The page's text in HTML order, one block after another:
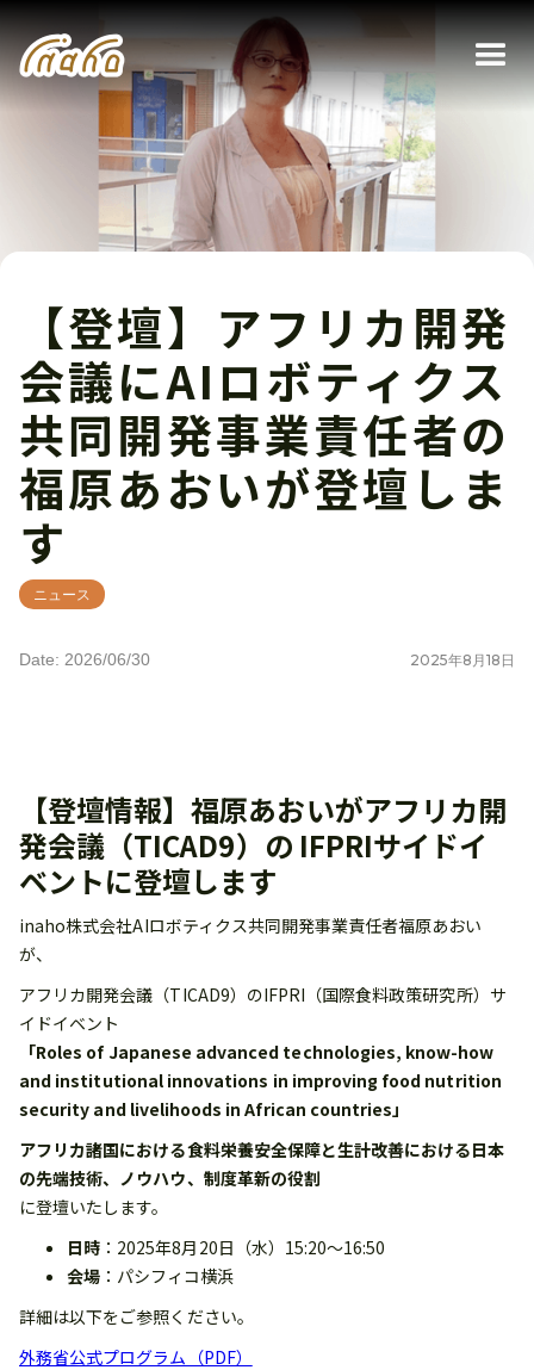
【登壇】アフリカ開発
会議にAIロボティクス
共同開発事業責任者の
福原あおいが登壇しま
す
ニュース
Date: 2026/06/30 2025年8 月18 日
【登壇情報】福原あおいがアフリカ開
発会議（TICAD9）の IFPRIサイドイ
ベントに登壇します
inaho株式会社AIロボティクス共同開発事業責任者福原あおい
が、
アフリカ開発会議（TICAD9）のIFPRI（国際食料政策研究所）サ
イドイベント
「Roles of Japanese advanced technologies, know-how
and institutional innovations in improving food nutrition
security and livelihoods in African countries」
アフリカ諸国における食料栄養安全保障と生計改善における日本
の先端技術、ノウハウ、制度革新の役割
に登壇いたします。
日時 ：2025年8月20日（水）15:20〜16:50
会場 ：パシフィコ横浜
詳細は以下をご参照ください。
外務省公式プログラム（PDF）